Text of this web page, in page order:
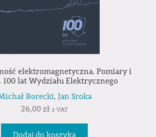
elektromagnetyczna. Pomiary i
100 lat Wydziału Elektrycznego
Borecki, Jan Sroka
26,00 zł z VAT
Dodaj do koszyka